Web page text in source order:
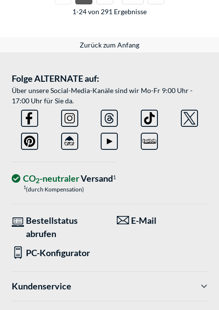
1-24 von 291 Ergebnisse
Zurück zum Anfang
Folge ALTERNATE auf:
Über unsere Social-Media-Kanäle sind wir Mo-Fr 9:00 Uhr -
17:00 Uhr für Sie da.
CO2-neutralerVersand1
1(durch Kompensation)
Bestellstatus
abrufen
E-Mail
PC-Konfigurator
Kundenservice